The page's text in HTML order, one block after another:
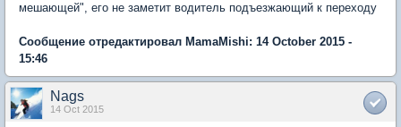
мешающей", его не заметит водитель подъезжающий к переходу
Сообщение отредактировал MamaMishi: 14 October 2015 -
15:46
Nags
14 Oct 2015